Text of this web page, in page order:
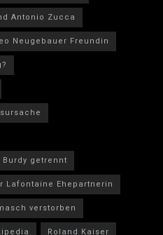
Antonio Zucca
Neugebauer Freundin
getrennt
Lafontaine Ehepartnerin
verstorben
Roland Kaiser